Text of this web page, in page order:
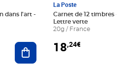
dans l'art -
Ajouter au panier
La Poste
Carnet de 12 timbres - Le
Lettre verte
20g / France
18,24€